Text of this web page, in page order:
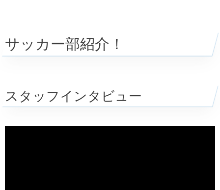
サッカー部紹介！
スタッフインタビュー